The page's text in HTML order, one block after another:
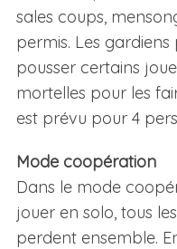
sales coups,
permis. Les
pousser certains
mortelles pour les
est prévu pour 4
Mode coopération
Dans le mode
jouer en solo, tous
perdent ensemble.